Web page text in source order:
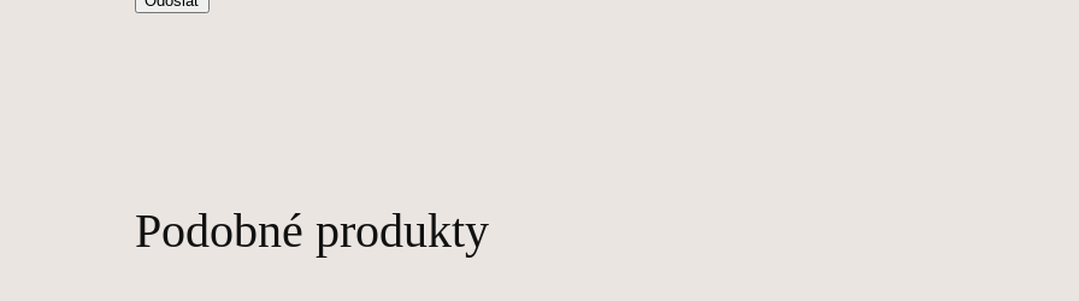
Podobné produkty